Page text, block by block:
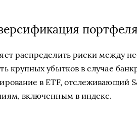
портфеля
распределить риски между
крупных убытков в случае
в ETF, отслеживающий
включенным в индекс.